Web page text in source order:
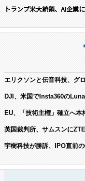
トランプ米大統領、AI企業
エリクソンと伝音科技、グ
DJI、米国でInsta360の
EU、「技術主権」確立へ
英国裁判所、サムスンに
宇樹科技が勝訴、IPO直前